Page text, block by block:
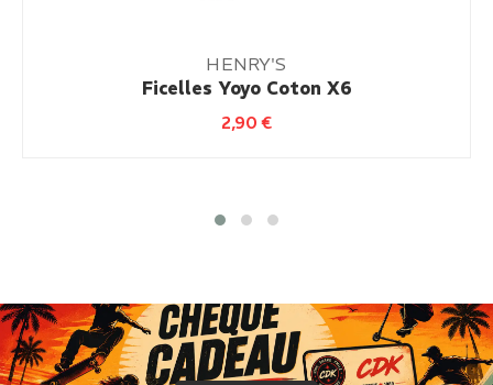
HENRY'S
Ficelles Yoyo Coton X6
2,90€